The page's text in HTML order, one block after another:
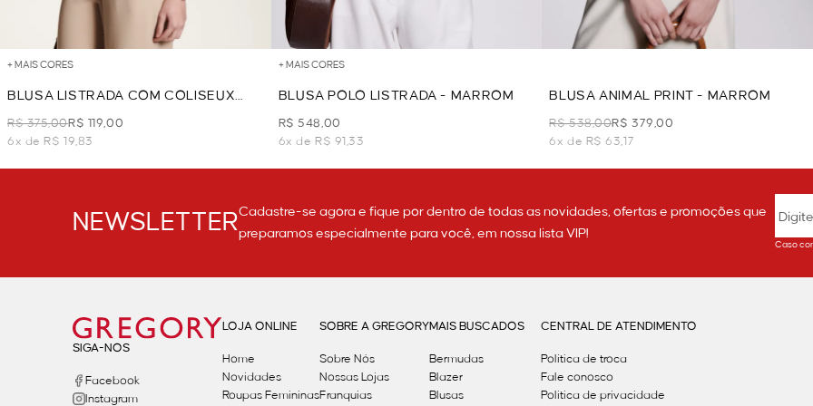
+ MAIS CORES
BLUSA LISTRADA COM COLISEUX
NAS LATERAIS - MARROM
R$ 375,00R$ 119,00
6x de R$ 19,83
+ MAIS CORES
BLUSA POLO LISTRADA - MARROM
R$ 548,00
6x de R$ 91,33
BLUSA ANIMAL PRINT - MARROM
R$ 538,00R$ 379,00
6x de R$ 63,17
NEWSLETTERCadastre-se agora e fique por dentro de todas as novidades, ofertas e promoções que
preparamos especialmente para você, em nossa lista VIP!
Caso
SIGA-NOS
Facebook
Instagram
LOJA ONLINE
Home
Novidades
Roupas Femininas
SOBRE A GREGORY
Sobre Nós
Nossas Lojas
Franquias
MAIS BUSCADOS
Bermudas
Blazer
Blusas
CENTRAL DE ATENDIMENTO
Política de troca
Fale conosco
Politica de privacidade